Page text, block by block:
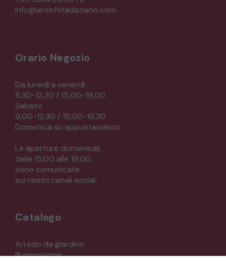
info@antichitadaziano.com
Orario Negozio
Da lunedì a venerdì
8,30-12,30 / 15,00-19,00
Sabato
9,00-12,30 / 15,00-19,30
Domenica su appuntamento
Le aperture domenicali,
dalle 15:00 alle 19:00,
sono comunicate
sui nostri canali social.
Catalogo
Arredo da giardino
Illuminazione